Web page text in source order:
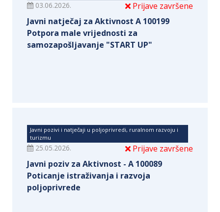
Prijave završene
03.06.2026.
Javni natječaj za Aktivnost A 100199
Potpora male vrijednosti za
samozapošljavanje "START UP"
Javni pozivi i natječaji u poljoprivredi, ruralnom razvoju i
turizmu
Prijave završene
25.05.2026.
Javni poziv za Aktivnost - A 100089
Poticanje istraživanja i razvoja
poljoprivrede